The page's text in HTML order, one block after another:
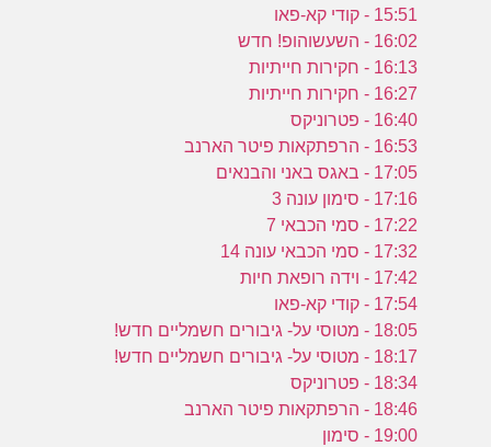
15:51 - קודי קא-פאו
16:02 - השעשוהופ! חדש
16:13 - חקירות חייתיות
16:27 - חקירות חייתיות
16:40 - פטרוניקס
16:53 - הרפתקאות פיטר הארנב
17:05 - באגס באני והבנאים
17:16 - סימון עונה 3
17:22 - סמי הכבאי 7
17:32 - סמי הכבאי עונה 14
17:42 - וידה רופאת חיות
17:54 - קודי קא-פאו
18:05 - מטוסי על- גיבורים חשמליים חדש!
18:17 - מטוסי על- גיבורים חשמליים חדש!
18:34 - פטרוניקס
18:46 - הרפתקאות פיטר הארנב
19:00 - סימון